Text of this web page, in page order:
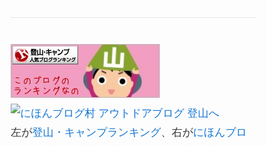
左が登山・キャンプランキング、右がにほんブロ